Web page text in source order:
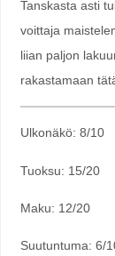
Tanskasta asti
voittaja
liian paljon
rakastamaan
Ulkonäkö: 8/10
Tuoksu: 15/20
Maku: 12/20
Suutuntuma: 6/